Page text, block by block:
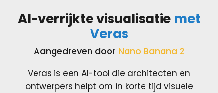
AI-verrijkte visualisatie met
Veras
Aangedreven door Nano Banana 2
Veras is een AI-tool die architecten en
ontwerpers helpt om in korte tijd visuele